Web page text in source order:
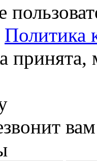
Политика